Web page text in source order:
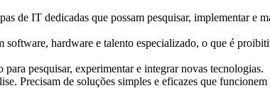
de IT dedicadas que possam pesquisar, implementar e
hardware e talento especializado, o que é
para pesquisar, experimentar e integrar novas tecnologias.
Precisam de soluções simples e eficazes que